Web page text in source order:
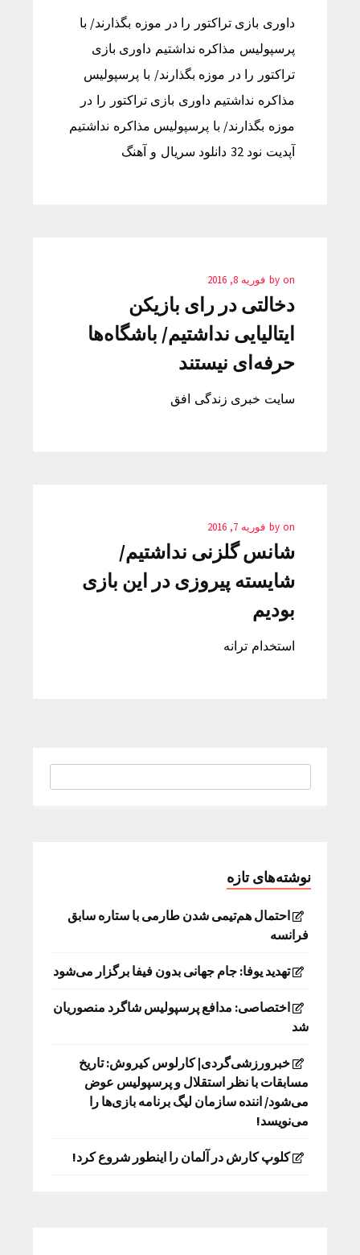
داوری بازی تراکتور را در موزه بگذارند/ با
پرسپولیس مذاکره نداشتیم داوری بازی
تراکتور را در موزه بگذارند/ با پرسپولیس
مذاکره نداشتیم داوری بازی تراکتور را در
موزه بگذارند/ با پرسپولیس مذاکره نداشتیم
آپدیت نود 32 دانلود سریال و آهنگ
by on فوریه 8, 2016
دخالتی در رای بازیکن
ایتالیایی نداشتیم/ باشگاه‌ها
حرفه‌ای نیستند
سایت خبری زندگی افق
by on فوریه 7, 2016
شانس گلزنی نداشتیم/
شایسته پیروزی در این بازی
بودیم
استخدام ترانه
نوشته‌های تازه
احتمال هم‌تیمی شدن طارمی با ستاره سابق
فرانسه
تهدید یوفا: جام جهانی بدون فیفا برگزار می‌شود
اختصاصی: مدافع پرسپولیس شاگرد منصوریان
شد
خبرورزشی‌گردی| کارلوس کیروش: تاریخ
مسابقات با نظر استقلال و پرسپولیس عوض
می‌شود/ اننده سازمان لیگ برنامه بازی‌ها را
می‌نویسد!
کلوپ کارش در آلمان را اینطور شروع کرد!